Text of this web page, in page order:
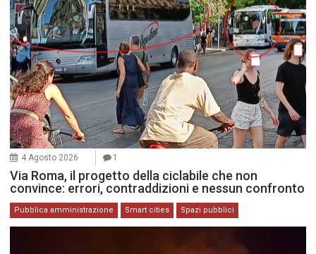
4 Agosto 2026 1
Via Roma, il progetto della ciclabile che non
convince: errori, contraddizioni e nessun confronto
Pubblica amministrazione Smart cities Spazi pubblici